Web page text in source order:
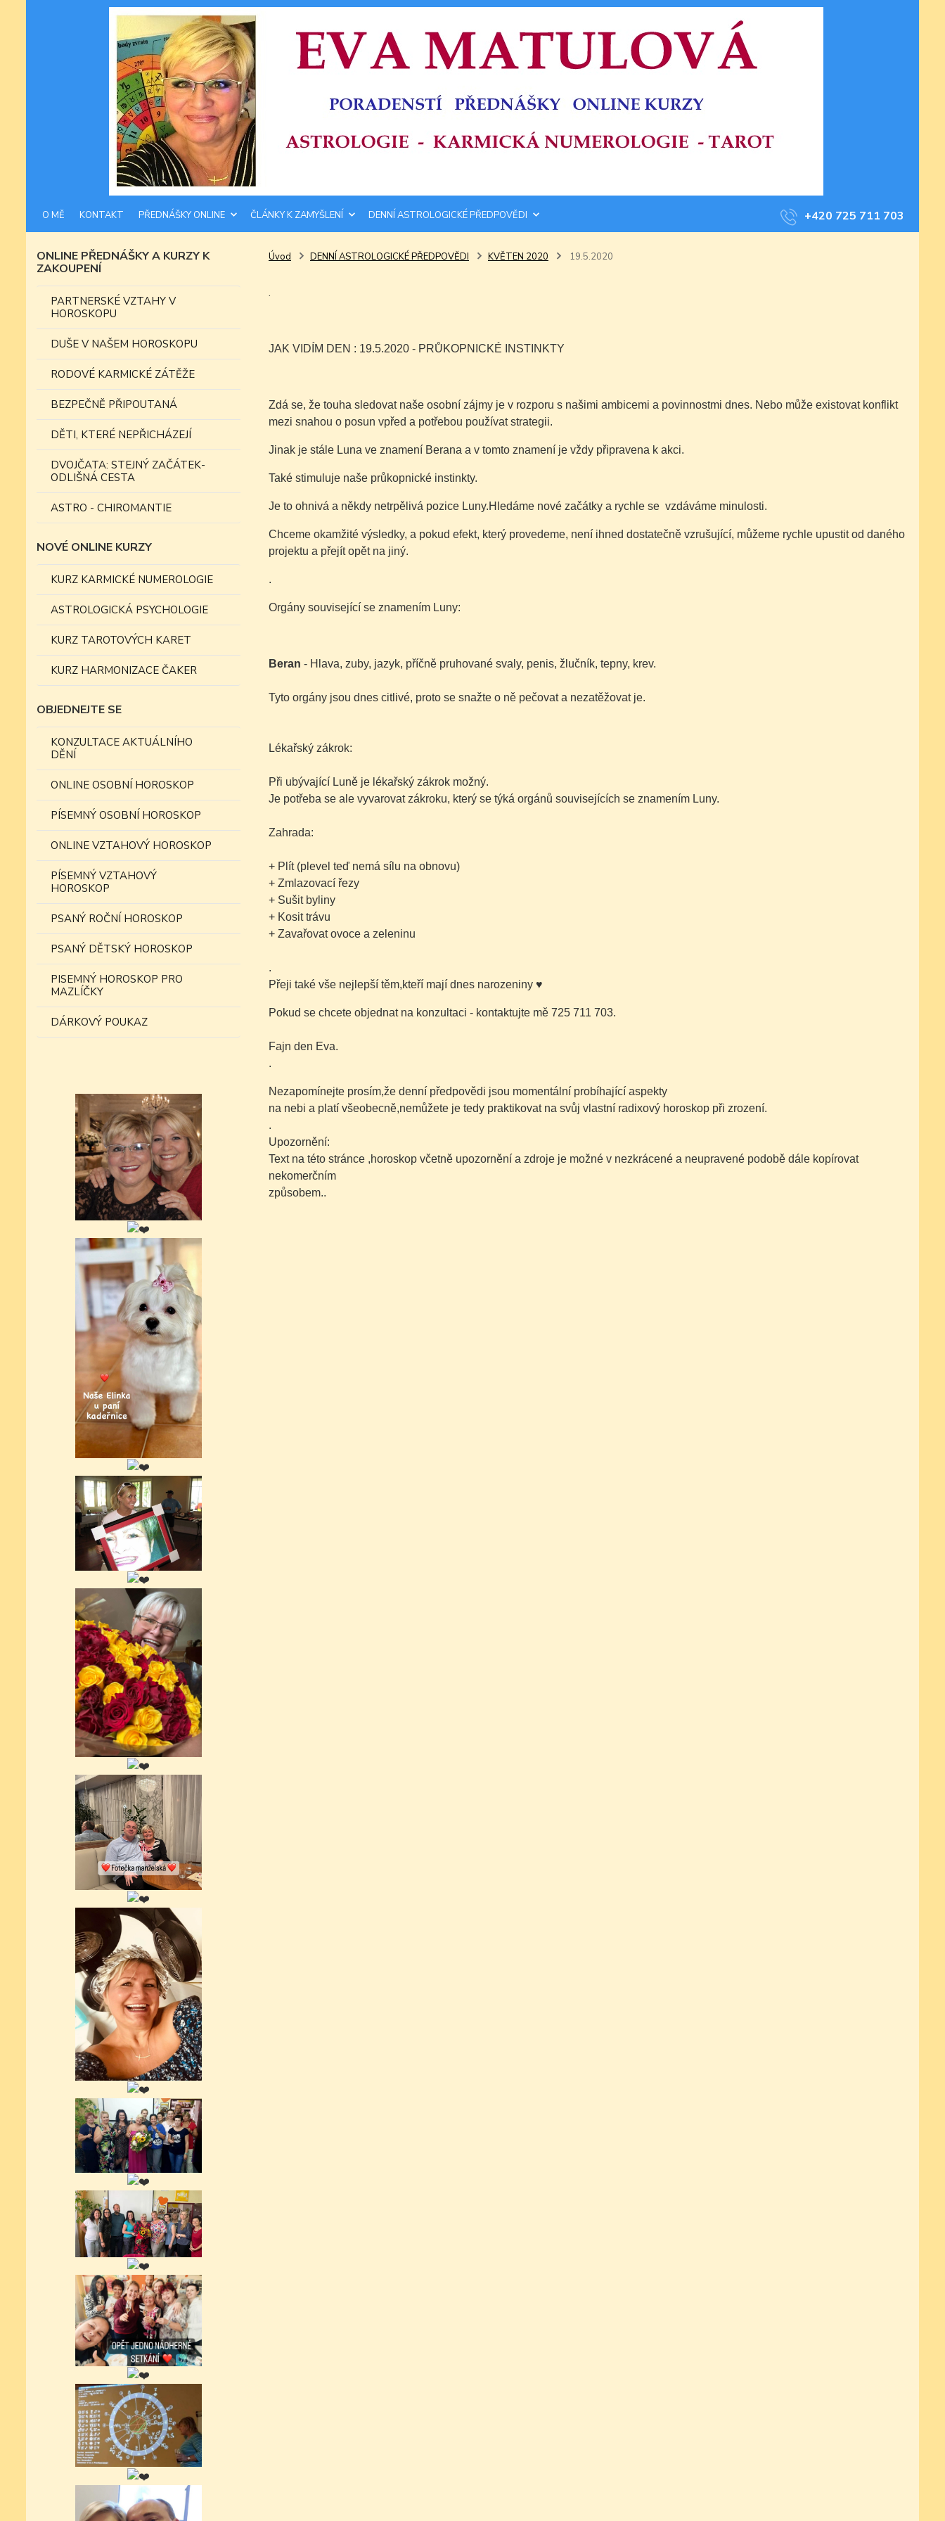
O MĚ KONTAKT PŘEDNÁŠKY ONLINE ČLÁNKY K ZAMYŠLENÍ DENNÍ ASTROLOGICKÉ PŘEDPOVĚDI +420 725 711 703
ONLINE PŘEDNÁŠKY A KURZY K
ZAKOUPENÍ
PARTNERSKÉ VZTAHY V
HOROSKOPU
DUŠE V NAŠEM HOROSKOPU
RODOVÉ KARMICKÉ ZÁTĚŽE
BEZPEČNĚ PŘIPOUTANÁ
DĚTI, KTERÉ NEPŘICHÁZEJÍ
DVOJČATA: STEJNÝ ZAČÁTEK-
ODLIŠNÁ CESTA
ASTRO - CHIROMANTIE
NOVÉ ONLINE KURZY
KURZ KARMICKÉ NUMEROLOGIE
ASTROLOGICKÁ PSYCHOLOGIE
KURZ TAROTOVÝCH KARET
KURZ HARMONIZACE ČAKER
OBJEDNEJTE SE
KONZULTACE AKTUÁLNÍHO
DĚNÍ
ONLINE OSOBNÍ HOROSKOP
PÍSEMNÝ OSOBNÍ HOROSKOP
ONLINE VZTAHOVÝ HOROSKOP
PÍSEMNÝ VZTAHOVÝ
HOROSKOP
PSANÝ ROČNÍ HOROSKOP
PSANÝ DĚTSKÝ HOROSKOP
PISEMNÝ HOROSKOP PRO
MAZLÍČKY
DÁRKOVÝ POUKAZ
Úvod DENNÍ ASTROLOGICKÉ PŘEDPOVĚDI KVĚTEN 2020 19.5.2020
.
JAK VIDÍM DEN : 19.5.2020 - PRŮKOPNICKÉ INSTINKTY
Zdá se, že touha sledovat naše osobní zájmy je v rozporu s našimi ambicemi a povinnostmi dnes. Nebo může existovat konflikt
mezi snahou o posun vpřed a potřebou používat strategii.
Jinak je stále Luna ve znamení Berana a v tomto znamení je vždy připravena k akci.
Také stimuluje naše průkopnické instinkty.
Je to ohnivá a někdy netrpělivá pozice Luny.Hledáme nové začátky a rychle se vzdáváme minulosti.
Chceme okamžité výsledky, a pokud efekt, který provedeme, není ihned dostatečně vzrušující, můžeme rychle upustit od daného
projektu a přejít opět na jiný.
.
Orgány související se znamením Luny:
Beran - Hlava, zuby, jazyk, příčně pruhované svaly, penis, žlučník, tepny, krev.
Tyto orgány jsou dnes citlivé, proto se snažte o ně pečovat a nezatěžovat je.
Lékařský zákrok:
Při ubývající Luně je lékařský zákrok možný.
Je potřeba se ale vyvarovat zákroku, který se týká orgánů souvisejících se znamením Luny.
Zahrada:
+ Plít (plevel teď nemá sílu na obnovu)
+ Zmlazovací řezy
+ Sušit byliny
+ Kosit trávu
+ Zavařovat ovoce a zeleninu
.
Přeji také vše nejlepší těm,kteří mají dnes narozeniny ♥
Pokud se chcete objednat na konzultaci - kontaktujte mě 725 711 703.
Fajn den Eva.
.
Nezapomínejte prosím,že denní předpovědi jsou momentální probíhající aspekty
na nebi a platí všeobecně,nemůžete je tedy praktikovat na svůj vlastní radixový horoskop při zrození.
.
Upozornění:
Text na této stránce ,horoskop včetně upozornění a zdroje je možné v nezkrácené a neupravené podobě dále kopírovat
nekomerčním
způsobem..